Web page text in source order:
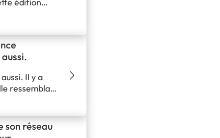
Il y a
ressemblait
un peu
son réseau